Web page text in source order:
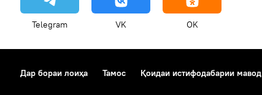
Telegram VK OK
Дар бораи лоиҳа Тамос Қоидаи истифодабарии мавод